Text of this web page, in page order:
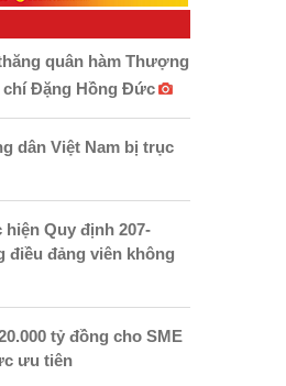
quân hàm Thượng
Đặng Hồng Đức
dân Việt Nam bị trục
Quy định 207-
điều đảng viên không
tỷ đồng cho SME
ưu tiên